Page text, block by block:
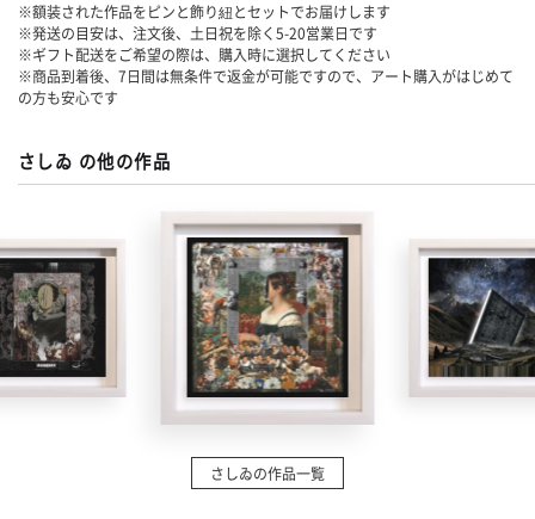
※額装された作品をピンと飾り紐とセットでお届けします
※発送の目安は、注文後、土日祝を除く5-20営業日です
※ギフト配送をご希望の際は、購入時に選択してください
※商品到着後、7日間は無条件で返金が可能ですので、アート購入がはじめて
の方も安心です
さしゐ の他の作品
さしゐの作品一覧